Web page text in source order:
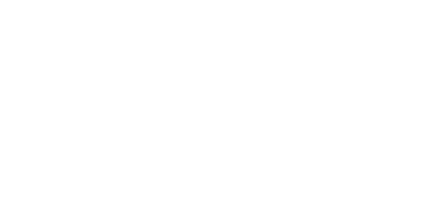
MONTAÑO
ARRIOJA
CONTENIDO Y TRADUCCIÓN
Y TECNOLOGÍA
DIGITALIZACIÓN Y CULTURA DIGITAL
EL ACONTECIMIENTO TEATRAL
ÁNGEL VIVE"
MARINO
ROMÁNTICAS"
Y CULTURA DIGITAL
INTERNACIONAL: FFIEL
EN LA PREPA NORTE
QRO.
DE INVESTIGACIÓN EN ESTUDIOS DE TANGO
LA UAQ EN EL CAC UNAM JURIQUILLA
"AFECTOS Y PAZ PARA RECUPERAR EL MUNDO"
EN SJR
GUITARRAS - UAQ
DE SEXODISIDENCIAS EN CABQA-UAQ
CULTURAL DE LOS MAESTROS JUBILADOS
MUEVE
CON EL DR ARMANDO ÁVILA DORADOR
TERCER CAMINO
DE EL PUEBLITO
- 2022
LAS ORQUESTAS DESDE BAMBALINAS
COMUNITARIA - KPAIMA
PERFORMANCE Y GÉNERO 2021
PEDAGÓGICAS
LA PLANEACIÓN DE PROYECTOS COMUNITARIOS
ENFERMEDAD
DE BAILE TRADICIONAL EN PAREJA